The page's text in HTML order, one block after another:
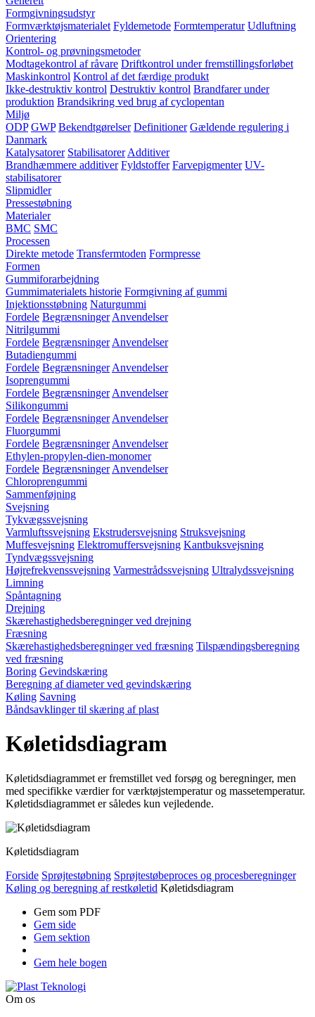
Formgivningsudstyr
Formværktøjsmaterialet Fyldemetode Formtemperatur Udluftning
Orientering
Kontrol- og prøvningsmetoder
Modtagekontrol af råvare Driftkontrol under fremstillingsforløbet
Maskinkontrol Kontrol af det færdige produkt
Ikke-destruktiv kontrol Destruktiv kontrol Brandfarer under
produktion Brandsikring ved brug af cyclopentan
Miljø
ODP GWP Bekendtgørelser Definitioner Gældende regulering i
Danmark
Katalysatorer Stabilisatorer Additiver
Brandhæmmere additiver Fyldstoffer Farvepigmenter UV-
stabilisatorer
Slipmidler
Pressestøbning
Materialer
BMC SMC
Processen
Direkte metode Transfermtoden Formpresse
Formen
Gummiforarbejdning
Gummimaterialets historie Formgivning af gummi
Injektionsstøbning Naturgummi
Fordele Begrænsninger Anvendelser
Nitrilgummi
Fordele Begrænsninger Anvendelser
Butadiengummi
Fordele Begrænsninger Anvendelser
Isoprengummi
Fordele Begrænsninger Anvendelser
Silikongummi
Fordele Begrænsninger Anvendelser
Fluorgummi
Fordele Begrænsninger Anvendelser
Ethylen-propylen-dien-monomer
Fordele Begrænsninger Anvendelser
Chloroprengummi
Sammenføjning
Svejsning
Tykvægssvejsning
Varmluftssvejsning Ekstrudersvejsning Struksvejsning
Muffesvejsning Elektromuffersvejsning Kantbuksvejsning
Tyndvægssvejsning
Højrefrekvenssvejsning Varmestrådssvejsning Ultralydssvejsning
Limning
Spåntagning
Drejning
Skærehastighedsberegninger ved drejning
Fræsning
Skærehastighedsberegninger ved fræsning Tilspændingsberegning
ved fræsning
Boring Gevindskæring
Beregning af diameter ved gevindskæring
Køling Savning
Båndsavklinger til skæring af plast
Køletidsdiagram
Køletidsdiagrammet er fremstillet ved forsøg og beregninger, men
med specifikke værdier for værktøjstemperatur og massetemperatur.
Køletidsdiagrammet er således kun vejledende.
Køletidsdiagram
Forside Sprøjtestøbning Sprøjtestøbeproces og procesberegninger
Køling og beregning af restkøletid Køletidsdiagram
Gem som PDF
Gem side
Gem sektion
Gem hele bogen
Om os